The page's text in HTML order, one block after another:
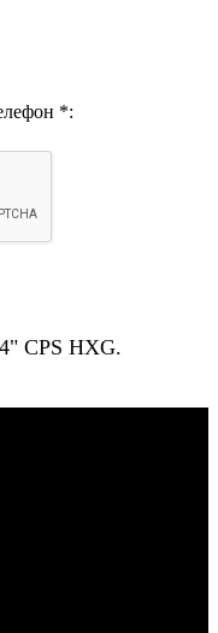
*:
CPS HXG.